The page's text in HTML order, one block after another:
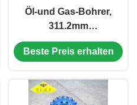
Öl-und Gas-Bohrer,
311.2mm
dreikegeliger Felsen-
Rollenmeißel-
Beste Preis erhalten